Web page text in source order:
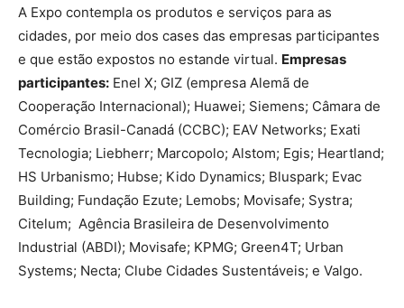
A Expo contempla os produtos e serviços para as
cidades, por meio dos cases das empresas participantes
e que estão expostos no estande virtual. Empresas
participantes: Enel X; GIZ (empresa Alemã de
Cooperação Internacional); Huawei; Siemens; Câmara de
Comércio Brasil-Canadá (CCBC); EAV Networks; Exati
Tecnologia; Liebherr; Marcopolo; Alstom; Egis; Heartland;
HS Urbanismo; Hubse; Kido Dynamics; Bluspark; Evac
Building; Fundação Ezute; Lemobs; Movisafe; Systra;
Citelum; Agência Brasileira de Desenvolvimento
Industrial (ABDI); Movisafe; KPMG; Green4T; Urban
Systems; Necta; Clube Cidades Sustentáveis; e Valgo.